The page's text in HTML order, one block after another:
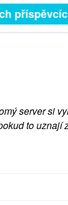
server si
to uznají